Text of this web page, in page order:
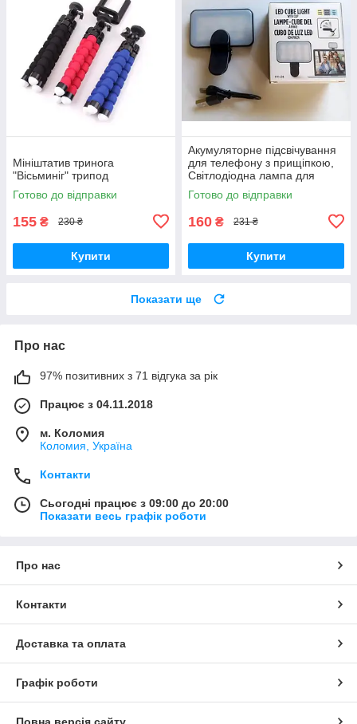
Мініштатив тринога
"Вісьминіг" трипод
Готово до відправки
155 ₴ 230 ₴
Купити
Акумуляторне підсвічування
для телефону з прищіпкою,
Світлодіодна лампа для
селфі
Готово до відправки
160 ₴ 231 ₴
Купити
Показати ще
Про нас
97% позитивних з 71 відгука за рік
Працює з 04.11.2018
м. Коломия
Коломия, Україна
Контакти
Сьогодні працює з 09:00 до 20:00
Показати весь графік роботи
Про нас
Контакти
Доставка та оплата
Графік роботи